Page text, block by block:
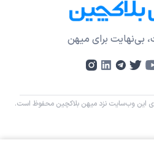
برای میهن